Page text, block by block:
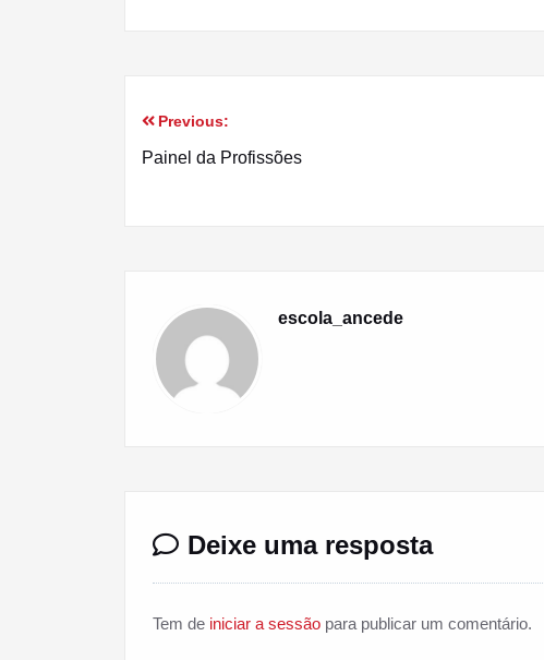
Navegação
Previous:
Painel da Profissões
escola_ancede
Deixe uma resposta
Tem de iniciar a sessão para publicar um comentário.